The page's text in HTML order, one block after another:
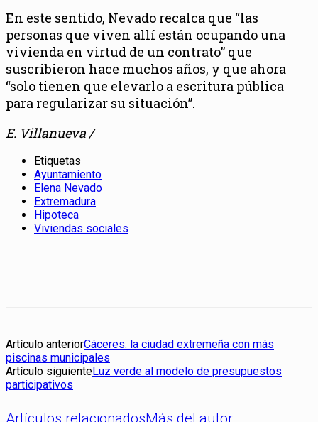
En este sentido, Nevado recalca que “las
personas que viven allí están ocupando una
vivienda en virtud de un contrato” que
suscribieron hace muchos años, y que ahora
“solo tienen que elevarlo a escritura pública
para regularizar su situación”.
E. Villanueva /
Etiquetas
Ayuntamiento
Elena Nevado
Extremadura
Hipoteca
Viviendas sociales
Artículo anteriorCáceres: la ciudad extremeña con más
piscinas municipales
Artículo siguienteLuz verde al modelo de presupuestos
participativos